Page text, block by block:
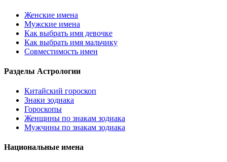
Женские имена
Мужские имена
Как выбрать имя девочке
Как выбрать имя мальчику
Совместимость имен
Разделы Астрологии
Китайский гороскоп
Знаки зодиака
Гороскопы
Женщины по знакам зодиака
Мужчины по знакам зодиака
Национальные имена